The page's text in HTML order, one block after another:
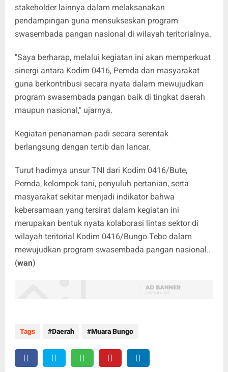
stakeholder lainnya dalam melaksanakan
pendampingan guna mensukseskan program
swasembada pangan nasional di wilayah teritorialnya.
"Saya berharap, melalui kegiatan ini akan memperkuat
sinergi antara Kodim 0416, Pemda dan masyarakat
guna berkontribusi secara nyata dalam mewujudkan
program swasembada pangan baik di tingkat daerah
maupun nasional," ujarnya.
Kegiatan penanaman padi secara serentak
berlangsung dengan tertib dan lancar.
Turut hadirnya unsur TNI dari Kodim 0416/Bute,
Pemda, kelompok tani, penyuluh pertanian, serta
masyarakat sekitar menjadi indikator bahwa
kebersamaan yang tersirat dalam kegiatan ini
merupakan bentuk nyata kolaborasi lintas sektor di
wilayah teritorial Kodim 0416/Bungo Tebo dalam
mewujudkan program swasembada pangan nasional..
(wan)
Tags Daerah Muara Bungo